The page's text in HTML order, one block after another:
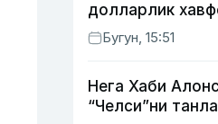
долларлик
ёрдами
Бугун, 15:51
Нега Хаби
“Челси”ни